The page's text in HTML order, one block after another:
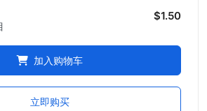
$1.50
加入购物车
立即购买